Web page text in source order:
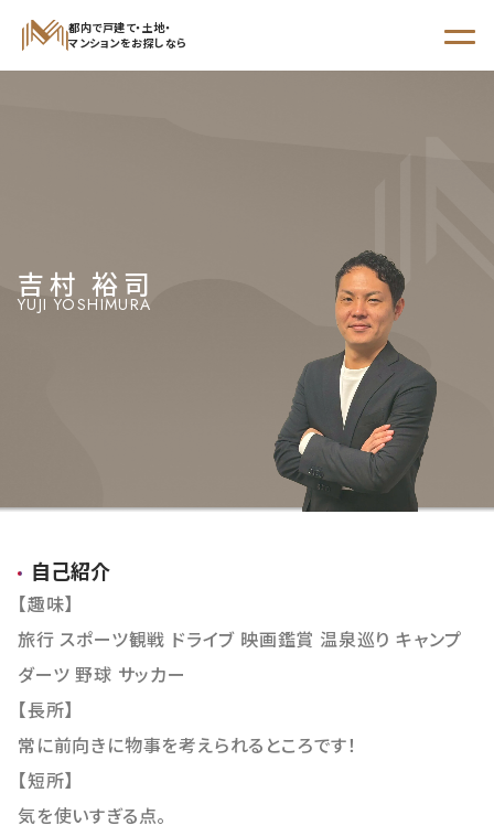
都内で戸建て・土地・
マンションをお探しなら
吉村 裕司
YUJI YOSHIMURA
自己紹介
【趣味】
旅行 スポーツ観戦 ドライブ 映画鑑賞 温泉巡り キャンプ
ダーツ 野球 サッカー
【長所】
常に前向きに物事を考えられるところです！
【短所】
気を使いすぎる点。
でさがす